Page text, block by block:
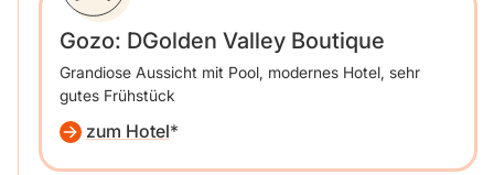
Gozo: DGolden Valley Boutique
Grandiose Aussicht mit Pool, modernes Hotel, sehr
gutes Frühstück
zum Hotel